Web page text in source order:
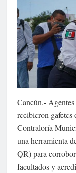
Cancún.-
recibieron gafetes
Contraloría
una herramienta
QR) para
facultados y